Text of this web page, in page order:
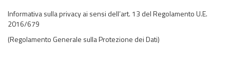
Informativa sulla privacy ai sensi dell’art. 13 del Regolamento U.E.
2016/679
(Regolamento Generale sulla Protezione dei Dati)